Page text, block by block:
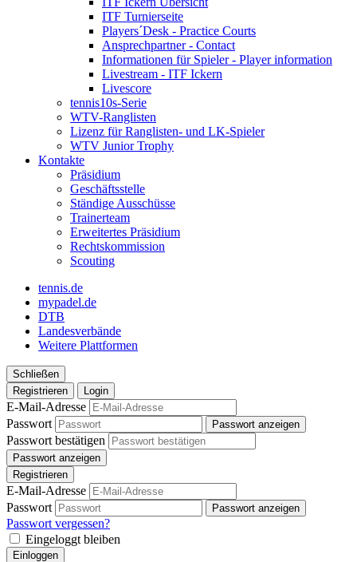
ITF Turnierseite
Players´Desk - Practice Courts
Ansprechpartner - Contact
Informationen für Spieler - Player information
Livestream - ITF Ickern
Livescore
tennis10s-Serie
WTV-Ranglisten
Lizenz für Ranglisten- und LK-Spieler
WTV Junior Trophy
Kontakte
Präsidium
Geschäftsstelle
Ständige Ausschüsse
Trainerteam
Erweitertes Präsidium
Rechtskommission
Scouting
tennis.de
mypadel.de
DTB
Landesverbände
Weitere Plattformen
Schließen
Registrieren
Login
E-Mail-Adresse
Passwort
Passwort anzeigen
Passwort bestätigen
Passwort anzeigen
Registrieren
E-Mail-Adresse
Passwort
Passwort anzeigen
Passwort vergessen?
Eingeloggt bleiben
Einloggen